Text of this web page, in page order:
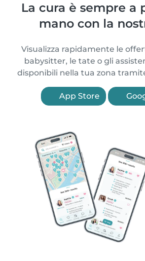
La cura è sempre a
mano con la
Visualizza rapidamente le
babysitter, le tate o gli
disponibili nella tua zona
App Store